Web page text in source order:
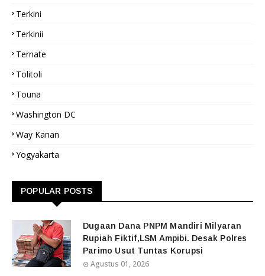
Terkini
Terkinii
Ternate
Tolitoli
Touna
Washington DC
Way Kanan
Yogyakarta
POPULAR POSTS
Dugaan Dana PNPM Mandiri Milyaran
Rupiah Fiktif,LSM Ampibi. Desak Polres
Parimo Usut Tuntas Korupsi
Agustus 01, 2026